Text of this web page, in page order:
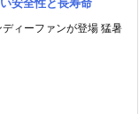
ィーファンが登場 猛暑